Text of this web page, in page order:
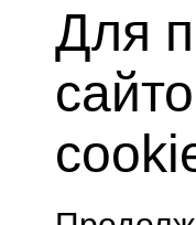
Для